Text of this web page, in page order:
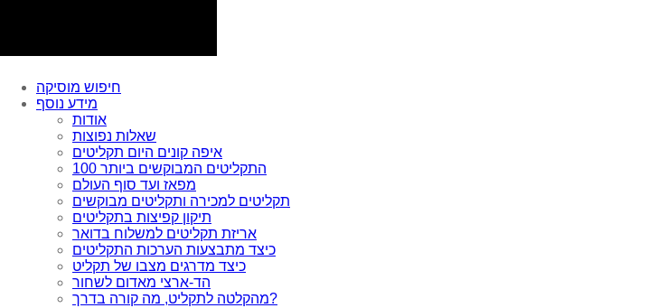
חיפוש מוסיקה
מידע נוסף
אודות
שאלות נפוצות
איפה קונים היום תקליטים
100 התקליטים המבוקשים ביותר
מפאז ועד סוף העולם
תקליטים למכירה ותקליטים מבוקשים
תיקון קפיצות בתקליטים
אריזת תקליטים למשלוח בדואר
כיצד מתבצעות הערכות התקליטים
כיצד מדרגים מצבו של תקליט
הד-ארצי מאדום לשחור
מהקלטה לתקליט, מה קורה בדרך?